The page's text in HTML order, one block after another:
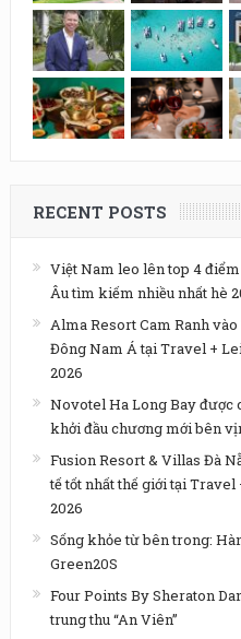
RECENT POSTS
Việt Nam leo lên top 4
Âu tìm kiếm nhiều nhất hè
Alma Resort Cam Ranh
Đông Nam Á tại Travel +
2026
Novotel Ha Long Bay được
khởi đầu chương mới bên
Fusion Resort & Villas Đà
tế tốt nhất thế giới tại
2026
Sống khỏe từ bên trong:
Green20S
Four Points By Sheraton
trung thu “An Viên”